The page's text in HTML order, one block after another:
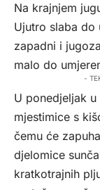
Na krajnjem
Ujutro slaba do
zapadni i
malo do
-
U ponedjeljak
mjestimice s
čemu će
djelomice
kratkotrajnih